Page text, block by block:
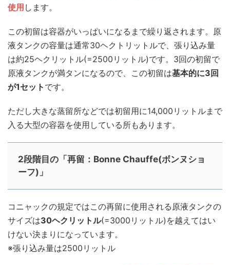
使用 します。
この初留は容器がいっぱいになるまで繰り返されます。原
液タンクの容量は通常30ヘクトリットルで、張り込み量
は約25ヘクリットル(=2500リットル)です。3回の初留で
原液タンクが満タンになるので、この初留は基本的に3回
が1セット です。
ただし大きな蒸留所などでは初留用に14,000リットルまで
入る大型の容器を使用している所もあります。
2段階目の「再留：Bonne Chauffe(ボンヌショ
ーフ)」
コニャックの規定ではこの再留に使用される原液タンクの
サイズは30ヘクリットル(=3000リットル)を越えてはい
けない決まりになっています。
※張り込み量は2500リットル